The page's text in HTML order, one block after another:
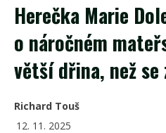
Herečka Marie
o náročném
větší dřina, než se
Richard Touš
12. 11. 2025